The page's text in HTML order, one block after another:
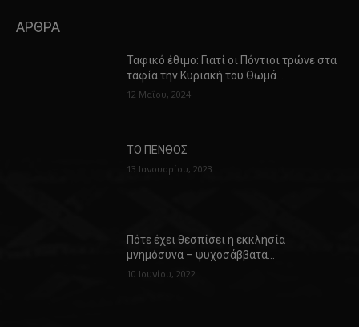
ΑΡΘΡΑ
Ταφικό έθιμο: Γιατί οι Πόντιοι τρώνε στα
ταφία την Κυριακή του Θωμά…
12 Μαΐου, 2024
ΤΟ ΠΕΝΘΟΣ
13 Ιανουαρίου, 2023
Πότε έχει θεσπίσει η εκκλησία
μνημόσυνα – ψυχοσάββατα…
10 Ιουνίου, 2022